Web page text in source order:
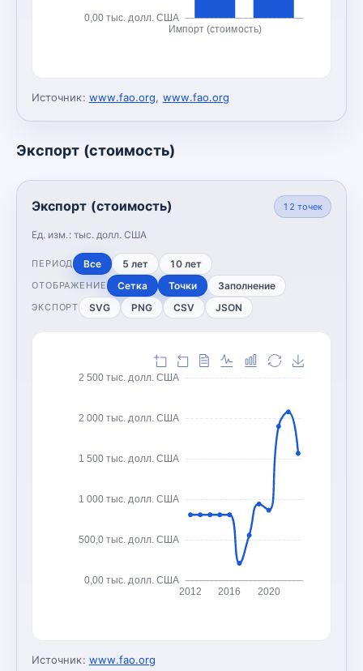
0,00 тыс. долл. США
Импорт (стоимость)
Источник: www.fao.org, www.fao.org
Экспорт (стоимость)
Экспорт (стоимость)
Ед. изм.: тыс. долл. США
12 точек
ПЕРИОД Все 5 лет 10 лет
ОТОБРАЖЕНИЕ Сетка Точки Заполнение
ЭКСПОРТ SVG PNG CSV JSON
0,00 тыс. долл. США
500,0 тыс. долл. США
1 000 тыс. долл. США
1 500 тыс. долл. США
2 000 тыс. долл. США
2 500 тыс. долл. США
2012 2016 2020
Источник: www.fao.org